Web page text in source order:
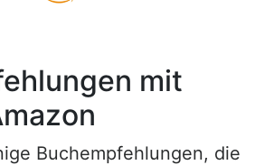
mit
Buchempfehlungen, die